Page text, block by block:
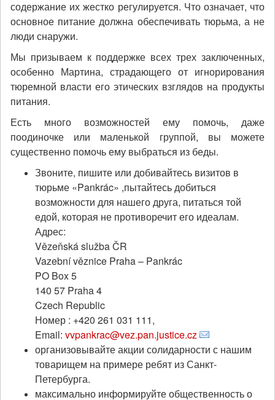
содержание их жестко регулируется. Что означает, что
основное питание должна обеспечивать тюрьма, а не
люди снаружи.
Мы призываем к поддержке всех трех заключенных,
особенно Мартина, страдающего от игнорирования
тюремной власти его этических взглядов на продукты
питания.
Есть много возможностей ему помочь, даже
поодиночке или маленькой группой, вы можете
существенно помочь ему выбраться из беды.
Звоните, пишите или добивайтесь визитов в
тюрьме «Pankrác» ,пытайтесь добиться
возможности для нашего друга, питаться той
едой, которая не противоречит его идеалам.
Адрес:
Vězeňská služba ČR
Vazební věznice Praha – Pankrác
PO Box 5
140 57 Praha 4
Czech Republic
Номер : +420 261 031 111,
Email: vvpankrac@vez.pan.justice.cz
организовывайте акции солидарности с нашим
товарищем на примере ребят из Санкт-
Петербурга.
максимально информируйте общественность о